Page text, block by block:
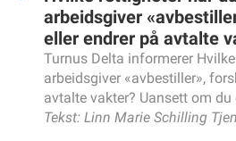
Utfordringer med boliger i nesten 9
Bedre munnhelse med digitalt
Nå endres forståelsen av hva som
Store smil i Alta – men antall
Arbeidstøy er også sko og yttertøy
arbeidsgiver
eller endrer på avtalte
Turnus Delta informerer
arbeidsgiver «avbestiller»,
avtalte vakter? Uansett om
Tekst: Linn Marie Schilling